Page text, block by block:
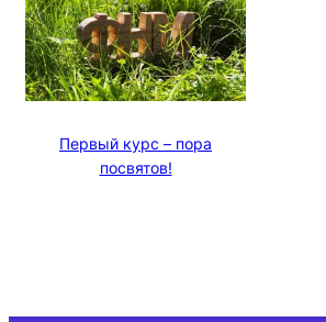
Первый курс – пора
посвятов!